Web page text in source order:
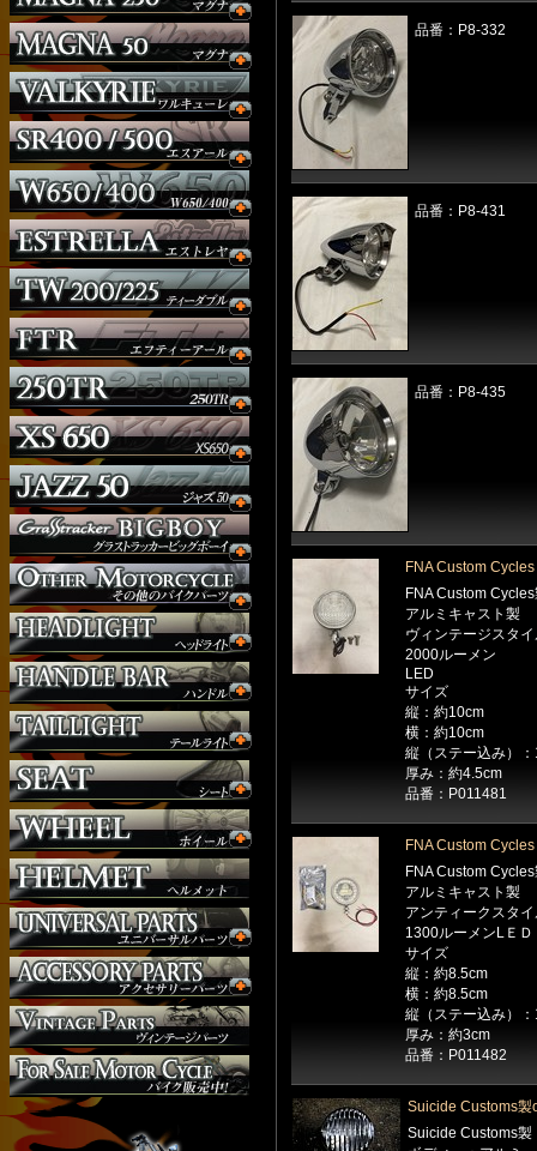
品番：P8-332
品番：P8-431
品番：P8-435
FNA Custom
FNA Custom
アルミキャスト製
ヴィンテージスタ
2000ルーメン
LED
サイズ
縦：約10cm
横：約10cm
縦（ステー込み）
厚み：約4.5cm
品番：P011481
FNA Custom
FNA Custom
アルミキャスト製
アンティークスタ
1300ルーメンLＥＤ
サイズ
縦：約8.5cm
横：約8.5cm
縦（ステー込み）
厚み：約3cm
品番：P011482
Suicide Customs製
Suicide Customs製
ウインカー
オーダー
ガソリンタンク
サイドナンバー
サスペンション
シート
ジョッキーシフト
ハンドルバー
ハンドル周り
ヘッドライト
マフラー
外装パーツ